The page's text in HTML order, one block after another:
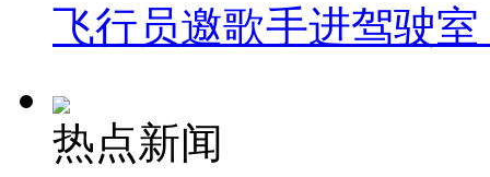
飞行员邀歌手进驾驶
热点新闻